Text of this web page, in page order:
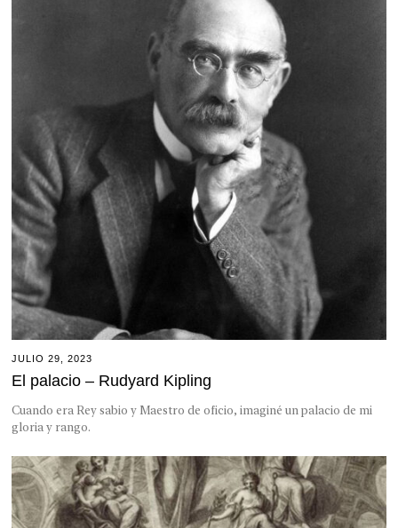
JULIO 29, 2023
El palacio – Rudyard Kipling
Cuando era Rey sabio y Maestro de oficio, imaginé un palacio de mi
gloria y rango.